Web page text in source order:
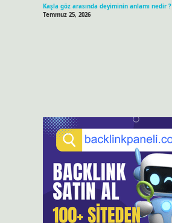
Kaşla göz arasında deyiminin anlamı nedir ?
Temmuz 25, 2026